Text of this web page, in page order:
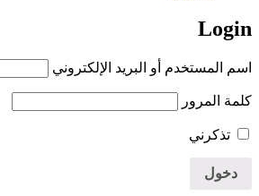
Login
اسم المستخدم أو البريد الإلكتروني
كلمة المرور
تذكرني